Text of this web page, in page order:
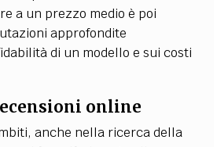
a un prezzo medio è poi
approfondite
di un modello e sui costi
online
anche nella ricerca della